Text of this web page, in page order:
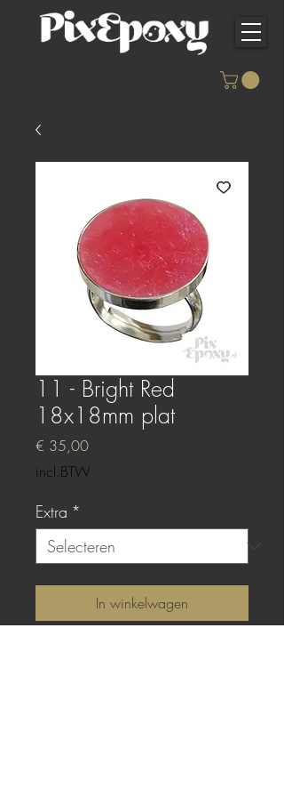
11 - Bright Red
18x18mm plat
€ 35,00Prijs
incl.BTW
Extra *
In winkelwagen